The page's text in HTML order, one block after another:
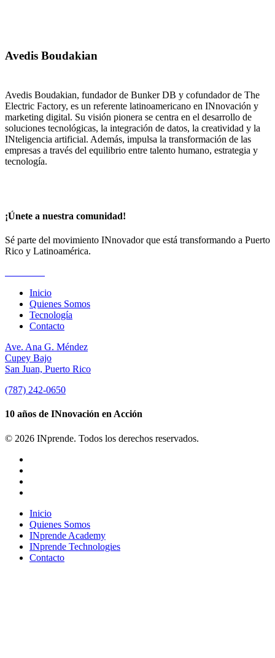
Avedis Boudakian
Avedis Boudakian, fundador de Bunker DB y cofundador de The
Electric Factory, es un referente latinoamericano en INnovación y
marketing digital. Su visión pionera se centra en el desarrollo de
soluciones tecnológicas, la integración de datos, la creatividad y la
INteligencia artificial. Además, impulsa la transformación de las
empresas a través del equilibrio entre talento humano, estrategia y
tecnología.
¡Únete a nuestra comunidad!
Sé parte del movimiento INnovador que está transformando a Puerto
Rico y Latinoamérica.
Inicio
Quienes Somos
Tecnología
Contacto
Ave. Ana G. Méndez
Cupey Bajo
San Juan, Puerto Rico
(787) 242-0650
10 años de INnovación en Acción
© 2026 INprende. Todos los derechos reservados.
Close
Menu
Inicio
Quienes Somos
INprende Academy
INprende Technologies
Contacto